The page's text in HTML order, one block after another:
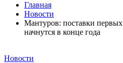
Главная
Новости
Мантуров: поставки
начнутся в конце года
Новости